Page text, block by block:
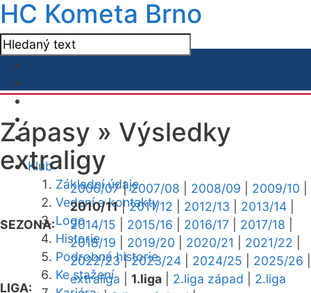
HC Kometa Brno
Klub
Základní údaje
Vedení a kontakty
Logo
Historie
Podrobná historie
Ke stažení
Zápasy » Výsledky
extraligy
SEZONA:
2006/07|2007/08 2008/09 2009/10
2010/11|2011/12 2012/13 2013/14
2014/15
2015/16 2016/17 2017/18
2018/19
2019/20 2020/21 2021/22
2022/23|2023/24 2024/25 2025/26
LIGA:
extraliga 1.liga 2.liga západ
2.liga